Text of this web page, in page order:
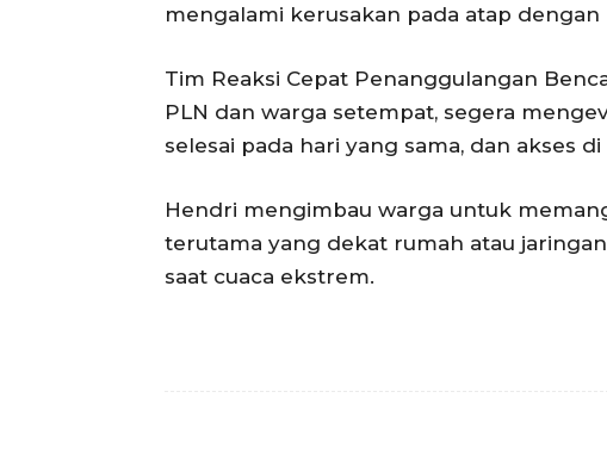
mengalami kerusakan pada atap
Tim Reaksi Cepat Penanggulangan
PLN dan warga setempat, segera
selesai pada hari yang sama, dan akses
Hendri mengimbau warga untuk
terutama yang dekat rumah atau
saat cuaca ekstrem.